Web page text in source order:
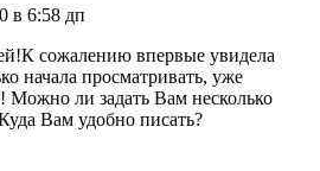
в 6:58 дп
сожалению впервые увидела
начала просматривать, уже
Можно ли задать Вам несколько
Вам удобно писать?